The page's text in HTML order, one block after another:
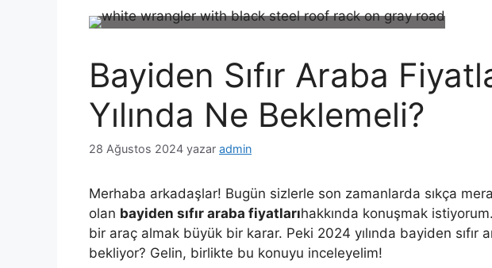
Bayiden Sıfır Araba
Yılında Ne Beklemeli?
28 Ağustos 2024 yazar admin
Merhaba arkadaşlar! Bugün sizlerle son zamanlarda sıkça
olan bayiden sıfır araba fiyatlarıhakkında konuşmak
bir araç almak büyük bir karar. Peki 2024 yılında bayiden sıfır
bekliyor? Gelin, birlikte bu konuyu inceleyelim!